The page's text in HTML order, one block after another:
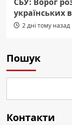
українських
2 дні тому назад
Пошук
Контакти